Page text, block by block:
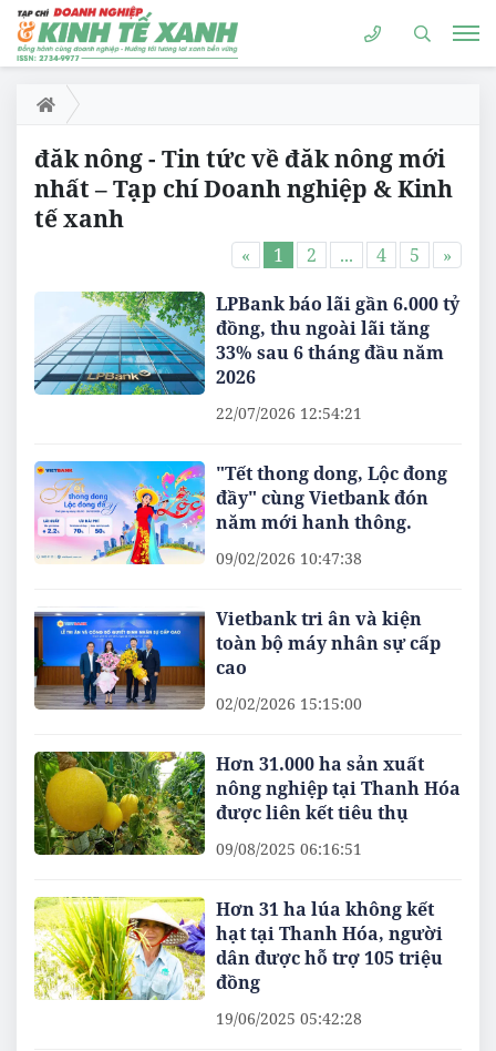
đăk nông - Tin tức về đăk nông mới
nhất – Tạp chí Doanh nghiệp & Kinh
tế xanh
« 1 2 ... 4 5 »
LPBank báo lãi gần 6.000 tỷ
đồng, thu ngoài lãi tăng
33% sau 6 tháng đầu năm
2026
22/07/2026 12:54:21
"Tết thong dong, Lộc đong
đầy" cùng Vietbank đón
năm mới hanh thông.
09/02/2026 10:47:38
Vietbank tri ân và kiện
toàn bộ máy nhân sự cấp
cao
02/02/2026 15:15:00
Hơn 31.000 ha sản xuất
nông nghiệp tại Thanh Hóa
được liên kết tiêu thụ
09/08/2025 06:16:51
Hơn 31 ha lúa không kết
hạt tại Thanh Hóa, người
dân được hỗ trợ 105 triệu
đồng
19/06/2025 05:42:28